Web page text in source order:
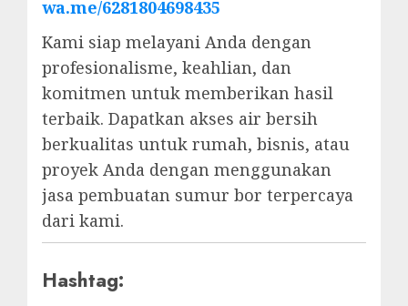
wa.me/6281804698435
Kami siap melayani Anda dengan
profesionalisme, keahlian, dan
komitmen untuk memberikan hasil
terbaik. Dapatkan akses air bersih
berkualitas untuk rumah, bisnis, atau
proyek Anda dengan menggunakan
jasa pembuatan sumur bor terpercaya
dari kami.
Hashtag: